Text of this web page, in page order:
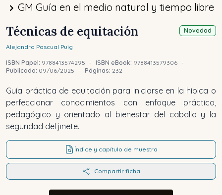
GM Guía en el medio natural y tiempo libre
Novedad
Técnicas de equitación
Alejandro Pascual Puig
ISBN Papel: 9788413574295 - ISBN eBook: 9788413579306 -
Publicado: 09/06/2025 - Páginas: 232
Guía práctica de equitación para iniciarse en la hípica o
perfeccionar conocimientos con enfoque práctico,
pedagógico y orientado al bienestar del caballo y la
seguridad del jinete.
Índice y capítulo de muestra
Compartir ficha